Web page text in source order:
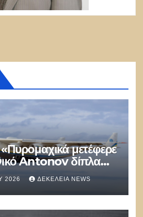
μετέφερε
Antonov δίπλα
το drone στη
2026 ΔΕΚΈΛΕΙΑ NEWS